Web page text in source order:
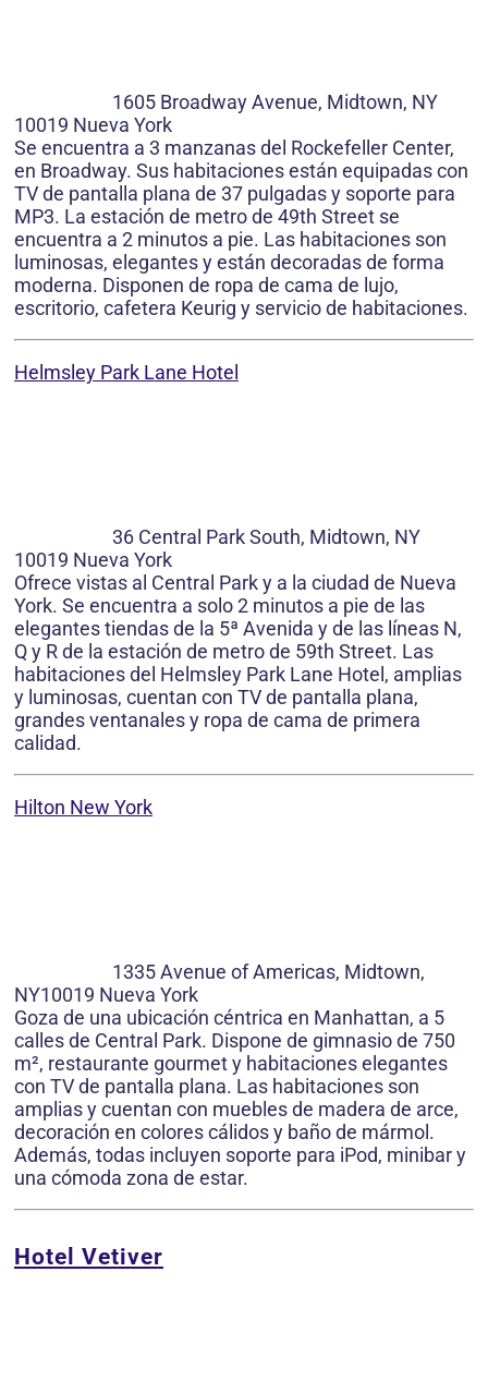
1605 Broadway Avenue, Midtown, NY
10019 Nueva York
Se encuentra a 3 manzanas del Rockefeller Center,
en Broadway. Sus habitaciones están equipadas con
TV de pantalla plana de 37 pulgadas y soporte para
MP3. La estación de metro de 49th Street se
encuentra a 2 minutos a pie. Las habitaciones son
luminosas, elegantes y están decoradas de forma
moderna. Disponen de ropa de cama de lujo,
escritorio, cafetera Keurig y servicio de habitaciones.
Helmsley Park Lane Hotel
36 Central Park South, Midtown, NY
10019 Nueva York
Ofrece vistas al Central Park y a la ciudad de Nueva
York. Se encuentra a solo 2 minutos a pie de las
elegantes tiendas de la 5ª Avenida y de las líneas N,
Q y R de la estación de metro de 59th Street. Las
habitaciones del Helmsley Park Lane Hotel, amplias
y luminosas, cuentan con TV de pantalla plana,
grandes ventanales y ropa de cama de primera
calidad.
Hilton New York
1335 Avenue of Americas, Midtown,
NY10019 Nueva York
Goza de una ubicación céntrica en Manhattan, a 5
calles de Central Park. Dispone de gimnasio de 750
m², restaurante gourmet y habitaciones elegantes
con TV de pantalla plana. Las habitaciones son
amplias y cuentan con muebles de madera de arce,
decoración en colores cálidos y baño de mármol.
Además, todas incluyen soporte para iPod, minibar y
una cómoda zona de estar.
Hotel Vetiver